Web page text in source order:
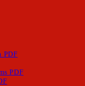
PDF
PDF